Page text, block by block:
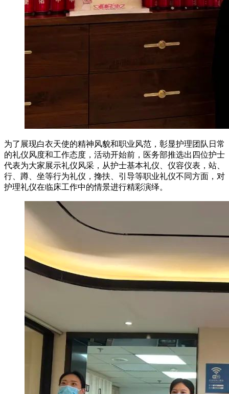
为了展现白衣天使的精神风貌和职业风范，彰显护理团队日常
的礼仪风度和工作态度，活动开始前，医务部推选出四位护士
代表为大家展示礼仪风采，从护士基本礼仪、仪容仪表，站、
行、蹲、坐等行为礼仪，搀扶、引导等职业礼仪不同方面，对
护理礼仪在临床工作中的情景进行精彩演绎。